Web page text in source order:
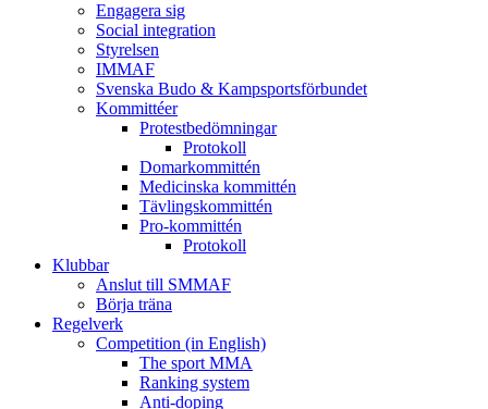
Engagera sig
Social integration
Styrelsen
IMMAF
Svenska Budo & Kampsportsförbundet
Kommittéer
Protestbedömningar
Protokoll
Domarkommittén
Medicinska kommittén
Tävlingskommittén
Pro-kommittén
Protokoll
Klubbar
Anslut till SMMAF
Börja träna
Regelverk
Competition (in English)
The sport MMA
Ranking system
Anti-doping